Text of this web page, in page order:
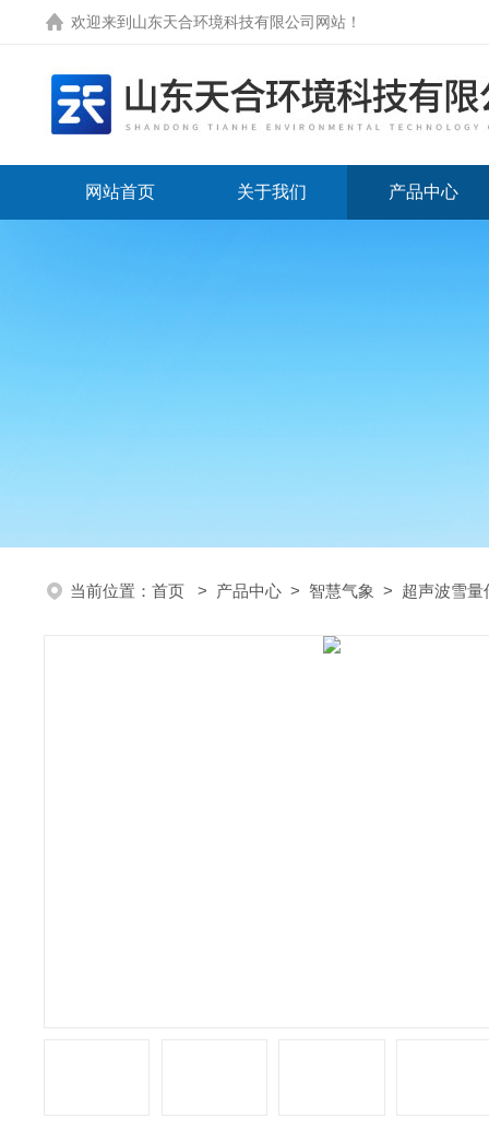
欢迎来到 山东天合环境科技有限公司网站 ！
网站首页 关于我们 产品中心
当前位置： 首页 > 产品中心 > 智慧气象 > 超声波雪量